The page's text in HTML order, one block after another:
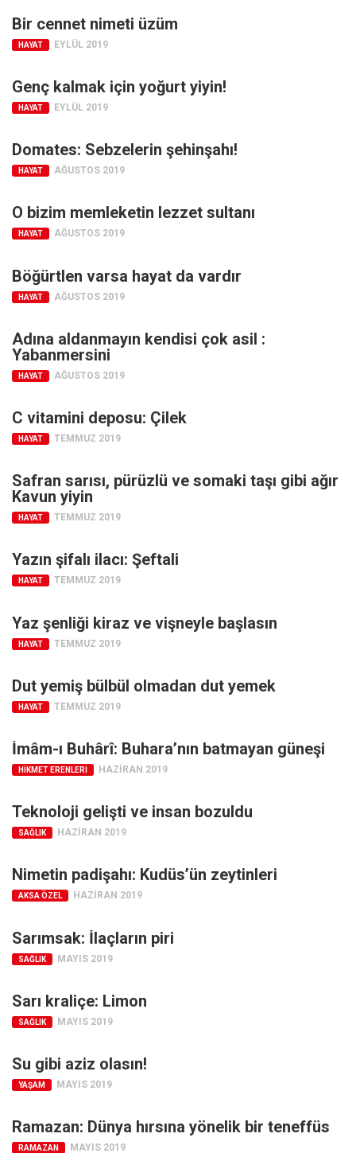
Bir cennet nimeti üzüm
HAYAT EYLÜL 2019
Genç kalmak için yoğurt yiyin!
HAYAT EYLÜL 2019
Domates: Sebzelerin şehinşahı!
HAYAT AĞUSTOS 2019
O bizim memleketin lezzet sultanı
HAYAT AĞUSTOS 2019
Böğürtlen varsa hayat da vardır
HAYAT AĞUSTOS 2019
Adına aldanmayın kendisi çok asil :
Yabanmersini
HAYAT AĞUSTOS 2019
C vitamini deposu: Çilek
HAYAT TEMMUZ 2019
Safran sarısı, pürüzlü ve somaki taşı gibi ağır
Kavun yiyin
HAYAT TEMMUZ 2019
Yazın şifalı ilacı: Şeftali
HAYAT TEMMUZ 2019
Yaz şenliği kiraz ve vişneyle başlasın
HAYAT TEMMUZ 2019
Dut yemiş bülbül olmadan dut yemek
HAYAT TEMMUZ 2019
İmâm-ı Buhârî: Buhara’nın batmayan güneşi
HIKMET ERENLERI HAZIRAN 2019
Teknoloji gelişti ve insan bozuldu
SAĞLIK HAZIRAN 2019
Nimetin padişahı: Kudüs’ün zeytinleri
AKSA ÖZEL HAZIRAN 2019
Sarımsak: İlaçların piri
SAĞLIK MAYIS 2019
Sarı kraliçe: Limon
SAĞLIK MAYIS 2019
Su gibi aziz olasın!
YAŞAM MAYIS 2019
Ramazan: Dünya hırsına yönelik bir teneffüs
RAMAZAN MAYIS 2019